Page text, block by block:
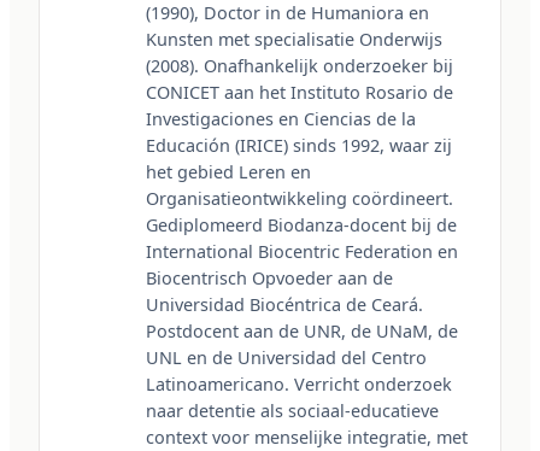
(1990), Doctor in de Humaniora en
Kunsten met specialisatie Onderwijs
(2008). Onafhankelijk onderzoeker bij
CONICET aan het Instituto Rosario de
Investigaciones en Ciencias de la
Educación (IRICE) sinds 1992, waar zij
het gebied Leren en
Organisatieontwikkeling coördineert.
Gediplomeerd Biodanza-docent bij de
International Biocentric Federation en
Biocentrisch Opvoeder aan de
Universidad Biocéntrica de Ceará.
Postdocent aan de UNR, de UNaM, de
UNL en de Universidad del Centro
Latinoamericano. Verricht onderzoek
naar detentie als sociaal-educatieve
context voor menselijke integratie, met